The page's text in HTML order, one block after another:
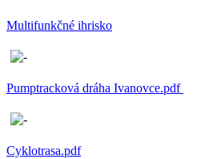
Multifunkčné ihrisko
Pumptracková dráha Ivanovce.pdf
Cyklotrasa.pdf